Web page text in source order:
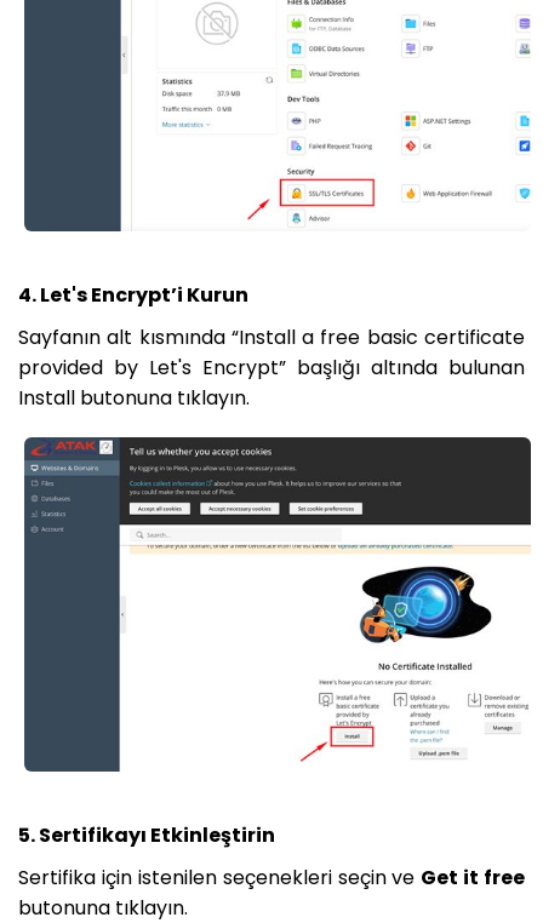
4. Let's Encrypt’i Kurun
Sayfanın alt kısmında “Install a free basic certificate
provided by Let's Encrypt” başlığı altında bulunan
Install butonuna tıklayın.
5. Sertifikayı Etkinleştirin
Sertifika için istenilen seçenekleri seçin ve Get it free
butonuna tıklayın.